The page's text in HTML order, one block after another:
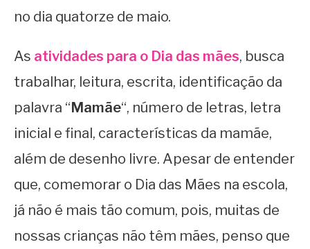
no dia quatorze de maio.
As atividades para o Dia das mães, busca
trabalhar, leitura, escrita, identificação da
palavra “Mamãe“, número de letras, letra
inicial e final, características da mamãe,
além de desenho livre. Apesar de entender
que, comemorar o Dia das Mães na escola,
já não é mais tão comum, pois, muitas de
nossas crianças não têm mães, penso que